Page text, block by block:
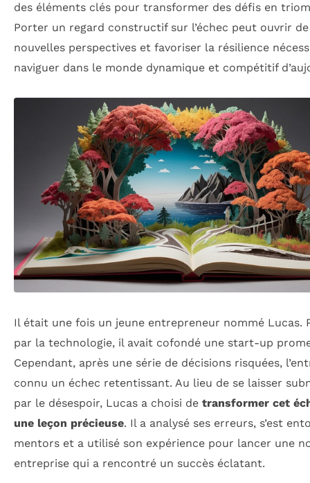
des éléments clés pour transformer des défis en
Porter un regard constructif sur l’échec peut ouvrir de
nouvelles perspectives et favoriser la résilience
naviguer dans le monde dynamique et compétitif
Il était une fois un jeune entrepreneur nommé Lucas.
par la technologie, il avait cofondé une start-up
Cependant, après une série de décisions risquées,
connu un échec retentissant. Au lieu de se laisser
par le désespoir, Lucas a choisi de transformer cet
une leçon précieuse. Il a analysé ses erreurs, s’est
mentors et a utilisé son expérience pour lancer une
entreprise qui a rencontré un succès éclatant.